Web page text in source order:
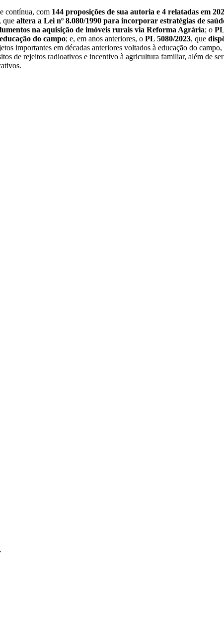
contínua, com 144 proposições de sua autoria e 4 relatadas em
, que altera a Lei nº 8.080/1990 para incorporar estratégias de
na aquisição de imóveis rurais via Reforma Agrária; o
do campo; e, em anos anteriores, o PL 5080/2023, que
importantes em décadas anteriores voltados à educação do
de rejeitos radioativos e incentivo à agricultura familiar, além de